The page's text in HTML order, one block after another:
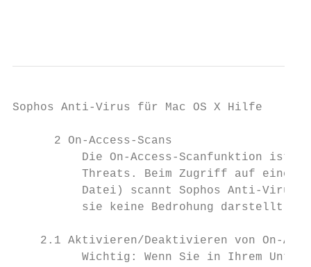
Sophos Anti-Virus für Mac OS X Hilfe
      2 On-Access-Scans
Die On-Access-Scanfunktion ist
Threats. Beim Zugriff auf eine
Datei) scannt Sophos Anti-Virus
          sie keine Bedrohung darstellt.
2.1 Aktivieren/Deaktivieren von On-
Wichtig: Wenn Sie in Ihrem